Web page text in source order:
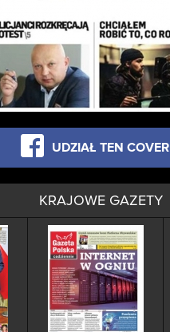
UDZIAŁ TEN COVER
KRAJOWE GAZETY